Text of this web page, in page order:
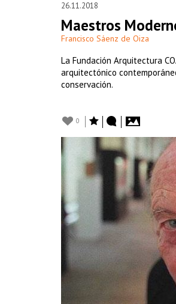
26.11.2018
Maestros
Francisco Sáenz de Oiza
La Fundación Arquitectura
arquitectónico
conservación.
0